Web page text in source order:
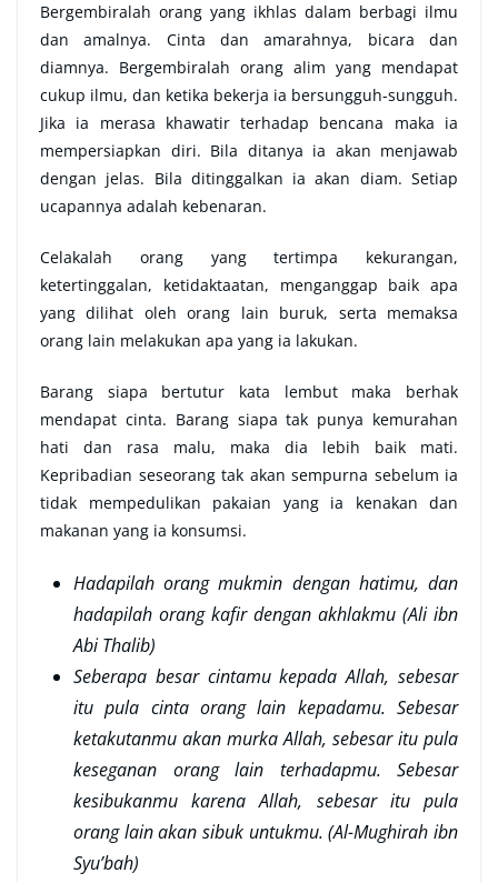
Bergembiralah orang yang ikhlas dalam berbagi ilmu
dan amalnya. Cinta dan amarahnya, bicara dan
diamnya. Bergembiralah orang alim yang mendapat
cukup ilmu, dan ketika bekerja ia bersungguh-sungguh.
Jika ia merasa khawatir terhadap bencana maka ia
mempersiapkan diri. Bila ditanya ia akan menjawab
dengan jelas. Bila ditinggalkan ia akan diam. Setiap
ucapannya adalah kebenaran.
Celakalah orang yang tertimpa kekurangan,
ketertinggalan, ketidaktaatan, menganggap baik apa
yang dilihat oleh orang lain buruk, serta memaksa
orang lain melakukan apa yang ia lakukan.
Barang siapa bertutur kata lembut maka berhak
mendapat cinta. Barang siapa tak punya kemurahan
hati dan rasa malu, maka dia lebih baik mati.
Kepribadian seseorang tak akan sempurna sebelum ia
tidak mempedulikan pakaian yang ia kenakan dan
makanan yang ia konsumsi.
Hadapilah orang mukmin dengan hatimu, dan
hadapilah orang kafir dengan akhlakmu (Ali ibn
Abi Thalib)
Seberapa besar cintamu kepada Allah, sebesar
itu pula cinta orang lain kepadamu. Sebesar
ketakutanmu akan murka Allah, sebesar itu pula
keseganan orang lain terhadapmu. Sebesar
kesibukanmu karena Allah, sebesar itu pula
orang lain akan sibuk untukmu. (Al-Mughirah ibn
Syu’bah)